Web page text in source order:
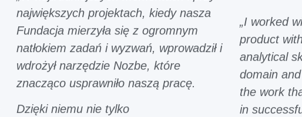
największych projektach, kiedy nasza
Fundacja mierzyła się z ogromnym
natłokiem zadań i wyzwań, wprowadził i
wdrożył narzędzie Nozbe, które
znacząco usprawniło naszą pracę.
Dzięki niemu nie tylko
„I worked
product
analytical
domain
the work
in